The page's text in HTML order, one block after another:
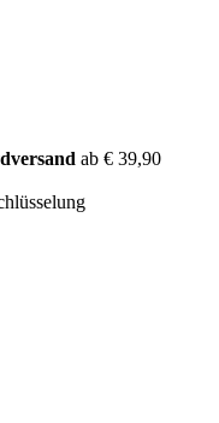
ab € 39,90